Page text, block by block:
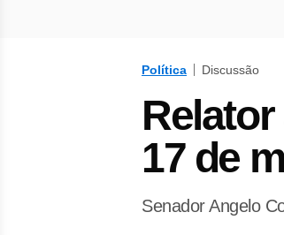
Política Discussão
17 de
Senador Angelo